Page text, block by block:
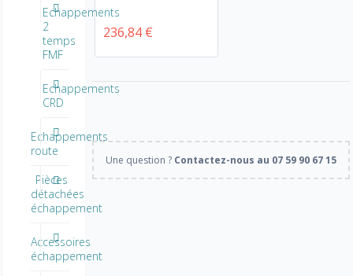
236,84 €
Une question ? Contactez-nous au 07 59 90 67 15
Echappements
2
temps
FMF
Echappements
CRD
Echappements
route
Pièces
détachées
échappement
Accessoires
échappement